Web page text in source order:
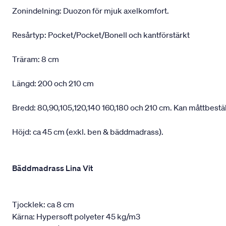
Zonindelning: Duozon för mjuk axelkomfort.
Resårtyp: Pocket/Pocket/Bonell och kantförstärkt
Träram: 8 cm
Längd: 200 och 210 cm
Bredd: 80,90,105,120,140 160,180 och 210 cm. Kan
Höjd: ca 45 cm (exkl. ben & bäddmadrass).
Bäddmadrass Lina Vit
Tjocklek: ca 8 cm
Kärna: Hypersoft polyeter 45 kg/m3